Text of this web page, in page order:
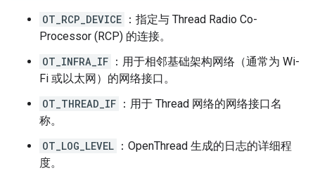
OT_RCP_DEVICE ：指定与 Thread Radio Co-
Processor (RCP) 的连接。
OT_INFRA_IF ：用于相邻基础架构网络（通常为 Wi-
Fi 或以太网）的网络接口。
OT_THREAD_IF ：用于 Thread 网络的网络接口名
称。
OT_LOG_LEVEL ：OpenThread 生成的日志的详细程
度。